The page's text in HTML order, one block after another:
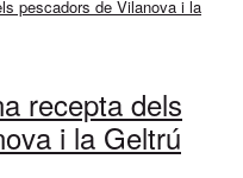
recepta dels
i la Geltrú